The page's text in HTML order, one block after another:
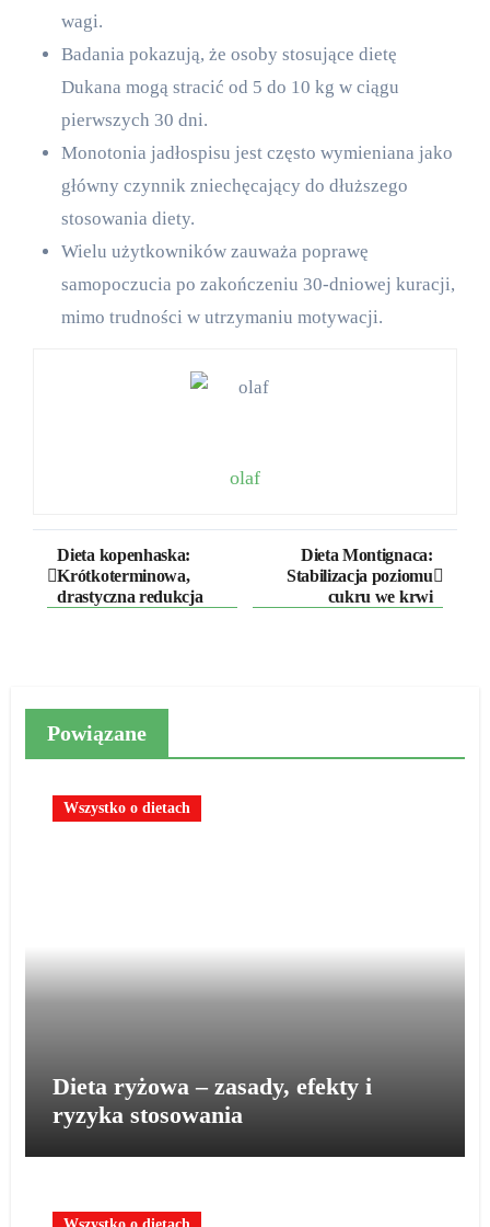
wagi.
Badania pokazują, że osoby stosujące dietę
Dukana mogą stracić od 5 do 10 kg w ciągu
pierwszych 30 dni.
Monotonia jadłospisu jest często wymieniana jako
główny czynnik zniechęcający do dłuższego
stosowania diety.
Wielu użytkowników zauważa poprawę
samopoczucia po zakończeniu 30-dniowej kuracji,
mimo trudności w utrzymaniu motywacji.
olaf
Nawigacja
wpisu
Dieta kopenhaska:
Krótkoterminowa,
drastyczna redukcja
Dieta Montignaca:
Stabilizacja poziomu
cukru we krwi
Powiązane
Wszystko o dietach
Dieta ryżowa – zasady, efekty i
ryzyka stosowania